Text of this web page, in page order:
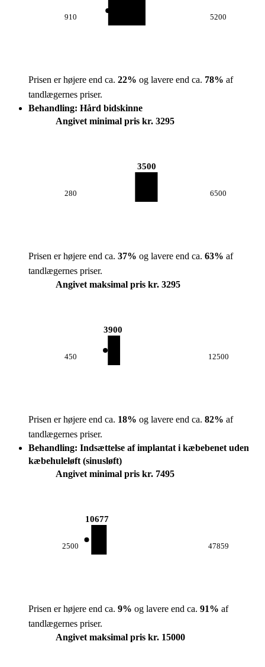
910 5200
Prisen er højere end ca. 22% og lavere end ca. 78% af
tandlægernes priser.
Behandling: Hård bidskinne
Angivet minimal pris kr. 3295
280
3500
6500
Prisen er højere end ca. 37% og lavere end ca. 63% af
tandlægernes priser.
Angivet maksimal pris kr. 3295
450
3900
12500
Prisen er højere end ca. 18% og lavere end ca. 82% af
tandlægernes priser.
Behandling: Indsættelse af implantat i kæbebenet uden
kæbehuleløft (sinusløft)
Angivet minimal pris kr. 7495
2500
10677
47859
Prisen er højere end ca. 9% og lavere end ca. 91% af
tandlægernes priser.
Angivet maksimal pris kr. 15000